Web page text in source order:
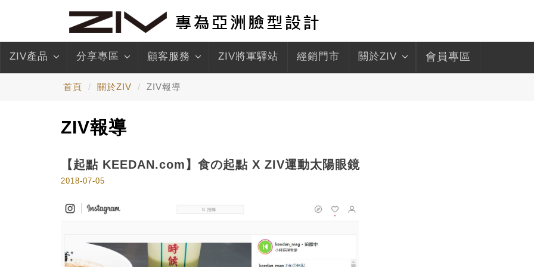
ZIV產品 分享專區 顧客服務 ZIV將軍驛站 經銷門市 關於ZIV 會員專區
首頁 關於ZIV ZIV報導
ZIV報導
【起點 KEEDAN.com】食の起點 X ZIV運動太陽眼鏡
2018-07-05